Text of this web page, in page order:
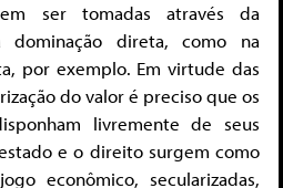
ser tomadas através da
direta, como na
por exemplo. Em virtude das
do valor é preciso que os
livremente de seus
e o direito surgem como
econômico, secularizadas,